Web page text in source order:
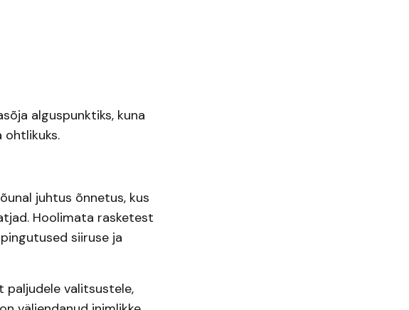
alguspunktiks, kuna
ohtlikuks.
juhtus õnnetus, kus
Hoolimata rasketest
siiruse ja
paljudele valitsustele,